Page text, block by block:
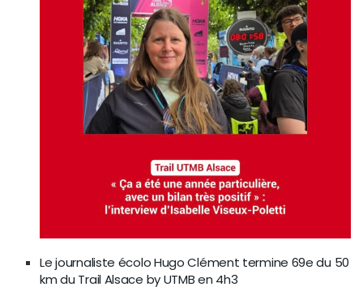
Le journaliste écolo Hugo Clément termine 69e du 50
km du Trail Alsace by UTMB en 4h3